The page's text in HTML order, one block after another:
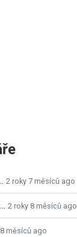
2 roky 7 měsíců ago
2 roky 8 měsíců ago
měsíců ago